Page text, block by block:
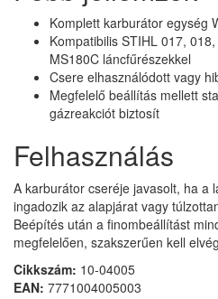
Komplett karburátor egység
Kompatibilis STIHL 017,
MS180C láncfűrészekkel
Csere elhasználódott vagy
Megfelelő beállítás mellett
gázreakciót biztosít
Felhasználás
A karburátor cseréje javasolt, ha a
ingadozik az alapjárat vagy
Beépítés után a finombeállítást
megfelelően, szakszerűen kell
Cikkszám: 10-04005
EAN: 7771004005003